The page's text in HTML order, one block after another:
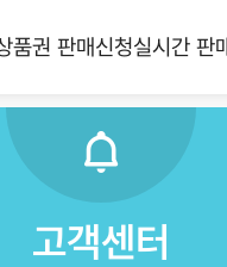
품권 판매신청실시간 판
고객센터